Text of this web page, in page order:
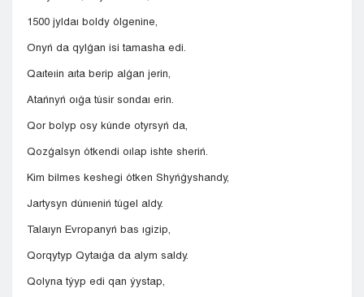
1500 jyldaı boldy ólgenine,
Onyń da qylǵan isi tamasha edi.
Qaıteıin aıta berip alǵan jerin,
Atańnyń oıǵa túsir sondaı erin.
Qor bolyp osy kúnde otyrsyń da,
Qozǵalsyn ótkendi oılap ishte sheriń.
Kim bilmes keshegi ótken Shyńǵyshandy,
Jartysyn dúnıeniń túgel aldy.
Talaıyn Evropanyń bas ıgizip,
Qorqytyp Qytaıǵa da alym saldy.
Qolyna týyp edi qan ýystap,